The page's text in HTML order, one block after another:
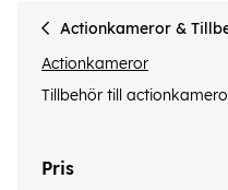
Actionkameror &
Actionkameror
Tillbehör till
Pris